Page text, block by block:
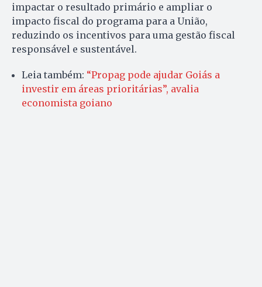
impactar o resultado primário e ampliar o
impacto fiscal do programa para a União,
reduzindo os incentivos para uma gestão fiscal
responsável e sustentável.
Leia também: “Propag pode ajudar Goiás a
investir em áreas prioritárias”, avalia
economista goiano